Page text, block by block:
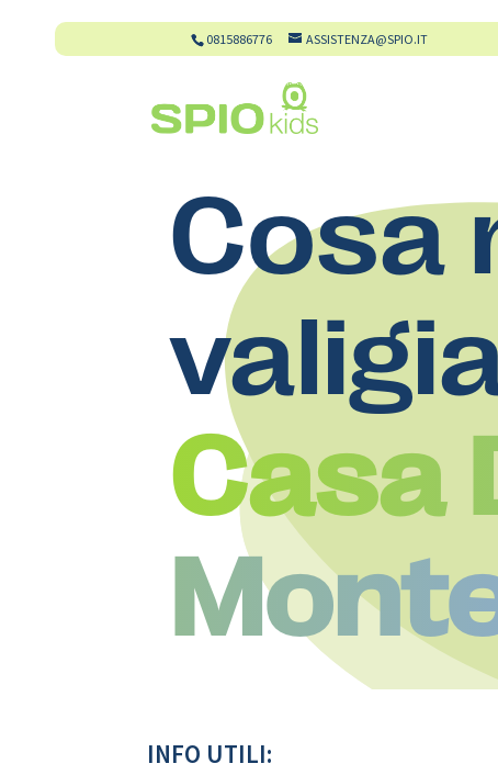
0815886776 ASSISTENZA@SPIO.IT
Cosa
Casa
INFO UTILI: